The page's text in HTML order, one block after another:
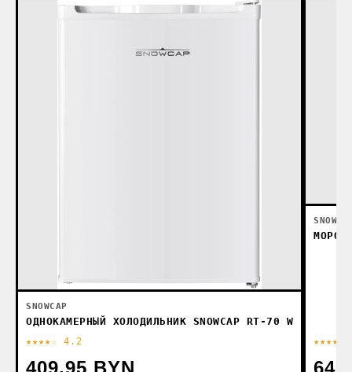
SNOWCAP
ОДНОКАМЕРНЫЙ ХОЛОДИЛЬНИК SNOWCAP RT-70 W
★★★★☆ 4.2 ★★★★★